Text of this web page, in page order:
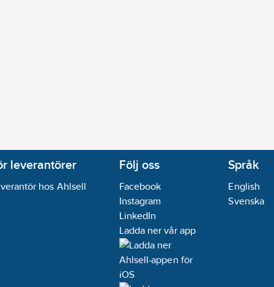
leverantörer
hos Ahlsell
Följ oss
Facebook
Instagram
LinkedIn
Ladda ner vår app
Språk
English
Svenska